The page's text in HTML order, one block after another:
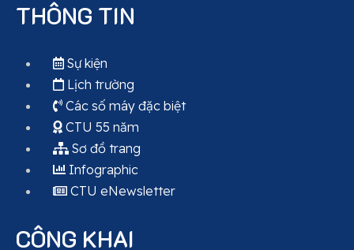
THÔNG TIN
Sự kiện
Lịch trường
Các số máy đặc biệt
CTU 55 năm
Sơ đồ trang
Infographic
CTU eNewsletter
CÔNG KHAI